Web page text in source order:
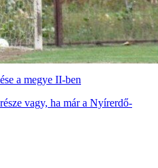
a megye II-ben
vagy, ha már a Nyírerdő-